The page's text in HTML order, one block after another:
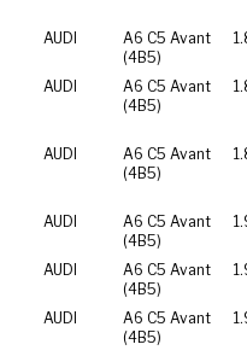
AUDI
A6 C5 Avant
(4B5)
AUDI
A6 C5 Avant
(4B5)
AUDI
A6 C5 Avant
(4B5)
AUDI
A6 C5 Avant
(4B5)
AUDI
A6 C5 Avant
(4B5)
AUDI
A6 C5 Avant
(4B5)